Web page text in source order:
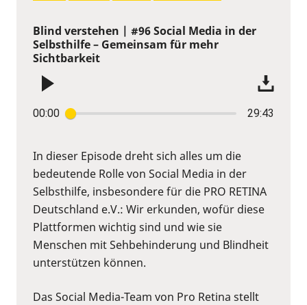
Blind verstehen | #96 Social Media in der
Selbsthilfe – Gemeinsam für mehr
Sichtbarkeit
00:00 29:43
In dieser Episode dreht sich alles um die
bedeutende Rolle von Social Media in der
Selbsthilfe, insbesondere für die PRO RETINA
Deutschland e.V.: Wir erkunden, wofür diese
Plattformen wichtig sind und wie sie
Menschen mit Sehbehinderung und Blindheit
unterstützen können.
Das Social Media-Team von Pro Retina stellt